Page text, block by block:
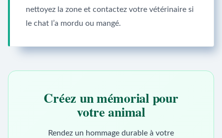
nettoyez la zone et contactez votre vétérinaire si
le chat l’a mordu ou mangé.
Créez un mémorial pour
votre animal
Rendez un hommage durable à votre